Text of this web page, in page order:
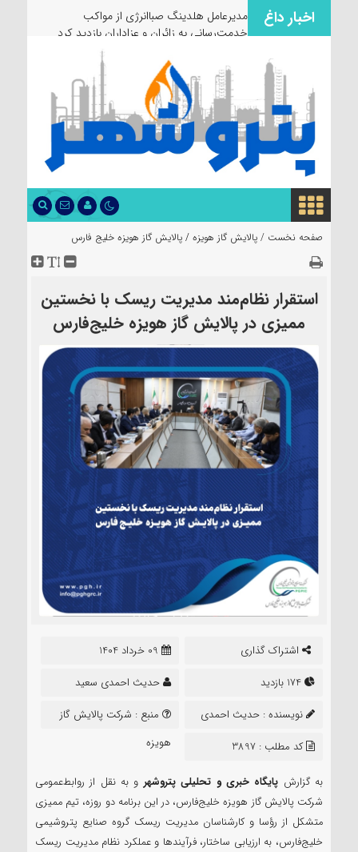
اخبار داغ انتص
صفحه نخست / پالایش گاز هویزه / پالایش گاز هویزه خلیج فارس
استقرار نظام‌مند مدیریت ریسک با نخستین
ممیزی در پالایش گاز هویزه خلیج‌فارس
اشتراک گذاری
09 خرداد 1404
حدیث احمدی سعید
نویسنده : حدیث احمدی
سعید
منبع : شرکت پالایش گاز
هویزه
کد مطلب : 3897
به گزارش پایگاه خبری و تحلیلی پتروشهرو به نقل از روابط‌عمومی
شرکت پالایش گاز هویزه خلیج‌فارس، در این برنامه دو روزه، تیم ممیزی
متشکل از رؤسا و کارشناسان مدیریت ریسک گروه صنایع پتروشیمی
خلیج‌فارس، به ارزیابی ساختار، فرآیندها و عملکرد نظام مدیریت ریسک